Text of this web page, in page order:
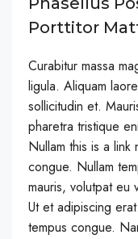
Porttitor
Curabitur massa
ligula. Aliquam
sollicitudin et.
pharetra tristique
Nullam this is a link
congue. Nullam
mauris, volutpat eu
Ut et adipiscing
tempus congue.